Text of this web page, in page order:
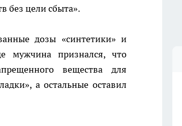
без цели сбыта».
дозы «синтетики» и
мужчина признался, что
вещества для
а остальные оставил